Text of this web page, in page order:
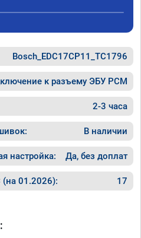
Bosch_EDC17CP11_TC1796
к разъему ЭБУ PCM
2-3 часа
В наличии
настройка: Да, без доплат
01.2026): 17